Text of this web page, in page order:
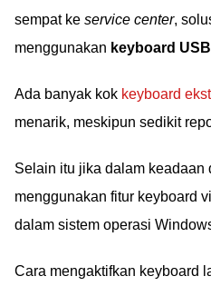
sempat ke service center,
menggunakan keyboard
Ada banyak kok keyboard
menarik, meskipun sedikit
Selain itu jika dalam keadaan
menggunakan fitur keyboard
dalam sistem operasi
Cara mengaktifkan keyboard